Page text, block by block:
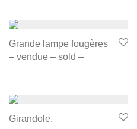
Grande lampe fougères
– vendue – sold –
Girandole.